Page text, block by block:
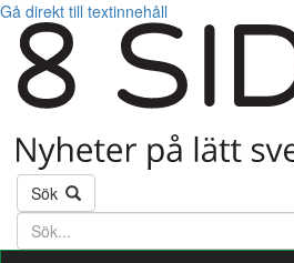
Gå direkt till textinnehåll
Sök
Söktext